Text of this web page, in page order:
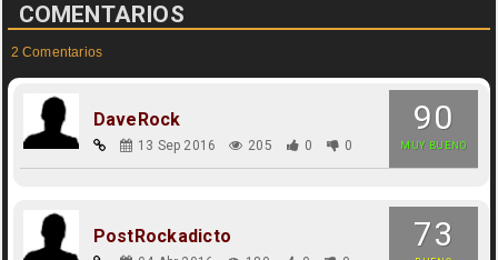
COMENTARIOS
2 Comentarios
90
MUY BUENO
DaveRock
13 Sep 2016 205 0 0
73
PostRockadicto